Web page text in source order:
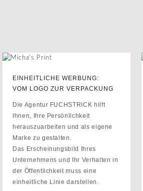
EINHEITLICHE WERBUNG:
VOM LOGO ZUR VERPACKUNG
Die Agentur FUCHSTRICK hilft
Ihnen, Ihre Persönlichkeit
herauszuarbeiten und als eigene
Marke zu gestalten.
Das Erscheinungsbild Ihres
Unternehmens und Ihr Verhalten in
der Öffentlichkeit muss eine
einheitliche Linie darstellen.